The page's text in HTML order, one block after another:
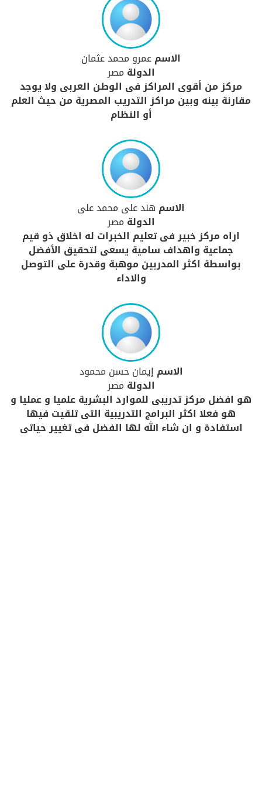
الاسمعمرو محمد عثمان
الدولة مصر
مركز من أقوى المراكز فى الوطن العربى ولا يوجد
مقارنة بينه وبين مراكز التدريب المصرية من حيث العلم
أو النظام
الاسم هند على محمد على
الدولة مصر
اراه مركز خبير فى تعليم الخبرات له اخلاق ذو قيم
جماعية واهداف سامية يسعى لتحقيق الأفضل
بواسطة اكثر المدربين موهبة وقدرة على التوصل
والاداء
الاسم إيمان حسن محمود
الدولة مصر
هو افضل مركز تدريبى للموارد البشرية علميا و عمليا و
هو فعلا اكثر البرامج التدريبية التى تلقيت فيها
استفادة و ان شاء الله لها الفضل فى تغيير حياتى